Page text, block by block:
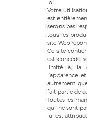
loi.
Votre
est
serons pas
tous les
site Web
Ce site
est concédé
limité à, la
l’apparence
autrement
fait partie de
Toutes les
qui ne sont
lui est